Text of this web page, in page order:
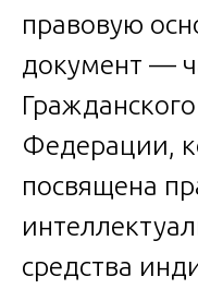
правовую
документ —
Федерации,
посвящена
средства